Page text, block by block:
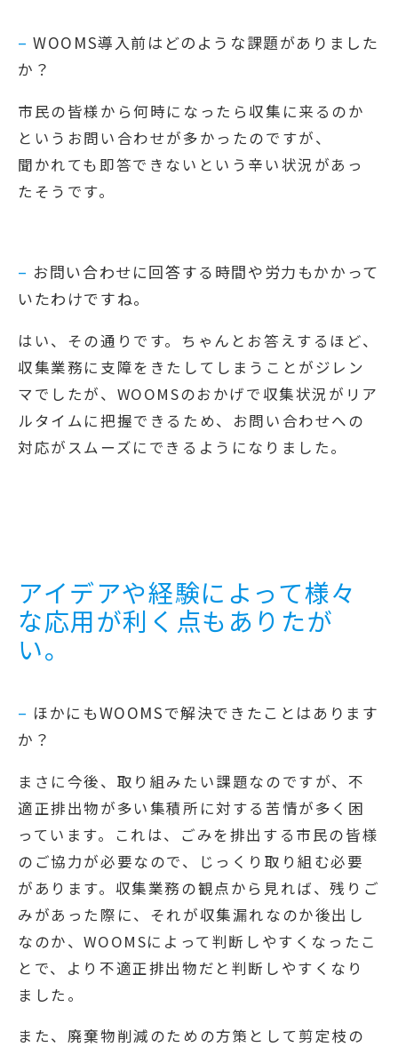
– WOOMS導入前はどのような課題がありました
か？
市民の皆様から何時になったら収集に来るのか
というお問い合わせが多かったのですが、
聞かれても即答できないという辛い状況があっ
たそうです。
– お問い合わせに回答する時間や労力もかかって
いたわけですね。
はい、その通りです。ちゃんとお答えするほど、
収集業務に支障をきたしてしまうことがジレン
マでしたが、WOOMSのおかげで収集状況がリア
ルタイムに把握できるため、お問い合わせへの
対応がスムーズにできるようになりました。
アイデアや経験によって様々
な応用が利く点もありたが
い。
– ほかにもWOOMSで解決できたことはあります
か？
まさに今後、取り組みたい課題なのですが、不
適正排出物が多い集積所に対する苦情が多く困
っています。これは、ごみを排出する市民の皆様
のご協力が必要なので、じっくり取り組む必要
があります。収集業務の観点から見れば、残りご
みがあった際に、それが収集漏れなのか後出し
なのか、WOOMSによって判断しやすくなったこ
とで、より不適正排出物だと判断しやすくなり
ました。
また、廃棄物削減のための方策として剪定枝の